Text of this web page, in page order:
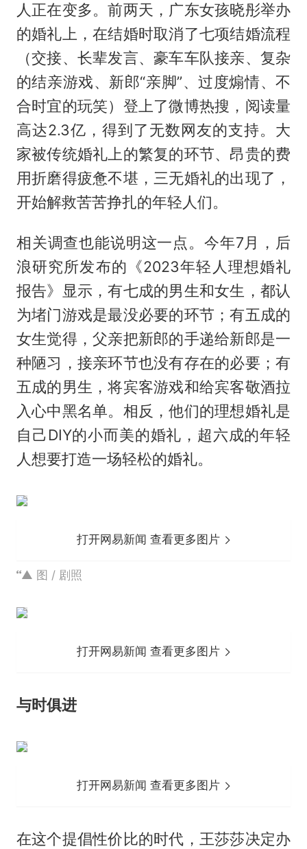
人正在变多。前两天，广东女孩晓彤举办
的婚礼上，在结婚时取消了七项结婚流程
（交接、长辈发言、豪车车队接亲、复杂
的结亲游戏、新郎“亲脚”、过度煽情、不
合时宜的玩笑）登上了微博热搜，阅读量
高达2.3亿，得到了无数网友的支持。大
家被传统婚礼上的繁复的环节、昂贵的费
用折磨得疲惫不堪，三无婚礼的出现了，
开始解救苦苦挣扎的年轻人们。
相关调查也能说明这一点。今年7月，后
浪研究所发布的《2023年轻人理想婚礼
报告》显示，有七成的男生和女生，都认
为堵门游戏是最没必要的环节；有五成的
女生觉得，父亲把新郎的手递给新郎是一
种陋习，接亲环节也没有存在的必要；有
五成的男生，将宾客游戏和给宾客敬酒拉
入心中黑名单。相反，他们的理想婚礼是
自己DIY的小而美的婚礼，超六成的年轻
人想要打造一场轻松的婚礼。
打开网易新闻 查看更多图片
▲ 图 / 剧照
打开网易新闻 查看更多图片
与时俱进
打开网易新闻 查看更多图片
在这个提倡性价比的时代，王莎莎决定办